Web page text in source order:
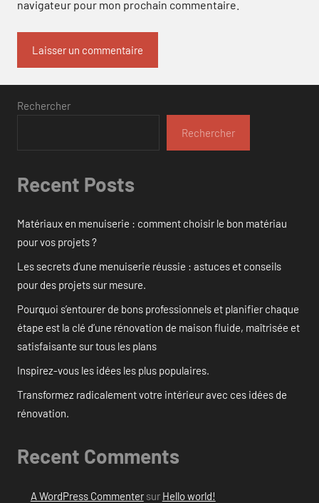
navigateur pour mon prochain commentaire.
Rechercher
Rechercher
Recent Posts
Matériaux en menuiserie : comment choisir le bon matériau
pour vos projets ?
Les secrets d’une menuiserie réussie : astuces et conseils
pour des projets sur mesure.
Pourquoi s’entourer de bons professionnels et planifier chaque
étape est la clé d’une rénovation de maison fluide, maîtrisée et
satisfaisante sur tous les plans
Inspirez-vous les idées les plus populaires.
Transformez radicalement votre intérieur avec ces idées de
rénovation.
Recent Comments
A WordPress Commentersur Hello world!